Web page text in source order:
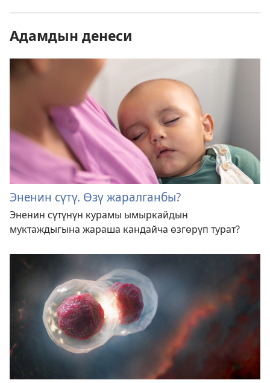
Адамдын денеси
Эненин сүтү. Өзү жаралганбы?
Эненин сүтүнүн курамы ымыркайдын
муктаждыгына жараша кандайча өзгөрүп турат?